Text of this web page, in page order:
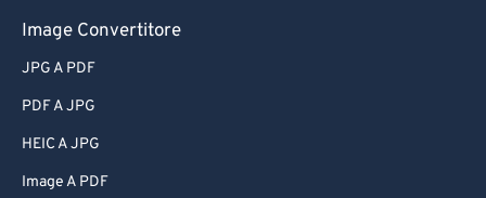
Image Convertitore
JPG A PDF
PDF A JPG
HEIC A JPG
Image A PDF